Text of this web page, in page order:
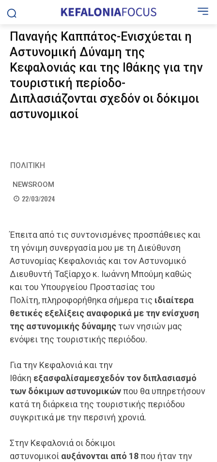
Παναγής Καππάτος-Ενισχύεται η
Αστυνομική Δύναμη της
Κεφαλονιάς και της Ιθάκης για την
τουριστική περίοδο-
Διπλασιάζονται σχεδόν οι δόκιμοι
αστυνομικοί
ΠΟΛΙΤΙΚΗ
NEWSROOM
22/03/2024
Έπειτα από τις συντονισμένες προσπάθειες και
τη γόνιμη συνεργασία μου με τη Διεύθυνση
Αστυνομίας Κεφαλονιάς και τον Αστυνομικό
Διευθυντή Ταξίαρχο κ. Ιωάννη Μπούμη καθώς
και του Υπουργείου Προστασίας του
Πολίτη, πληροφορήθηκα σήμερα τις ιδιαίτερα
θετικές εξελίξεις αναφορικά με την ενίσχυση
της αστυνομικής δύναμης των νησιών μας
ενόψει της τουριστικής περιόδου.
Για την Κεφαλονιά και την
Ιθάκη εξασφαλίσαμεσχεδόν τον διπλασιασμό
των δόκιμων αστυνομικώνπου θα υπηρετήσουν
κατά τη διάρκεια της τουριστικής περιόδου
συγκριτικά με την περσινή χρονιά.
Στην Κεφαλονιά οι δόκιμοι
αστυνομικοί αυξάνονται από 18που ήταν την